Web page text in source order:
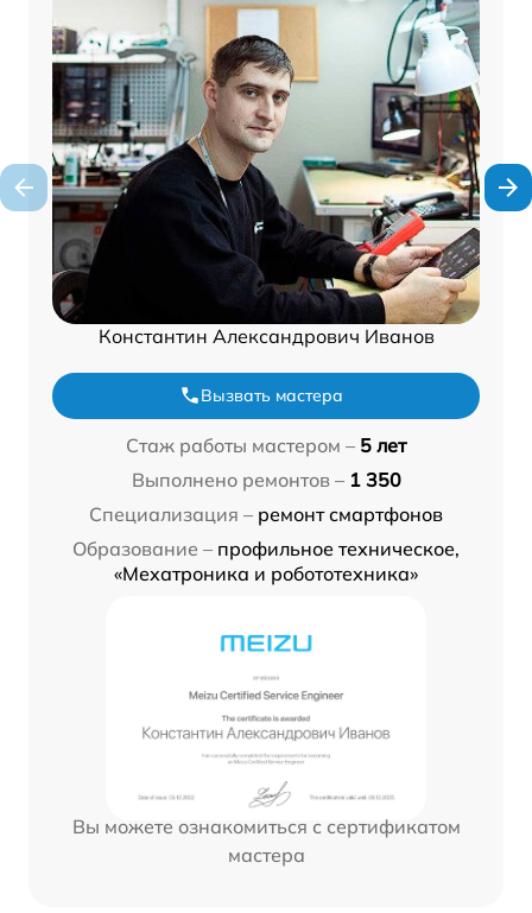
Константин Александрович Иванов
Вызвать мастера
Стаж работы мастером – 5 лет
Выполнено ремонтов – 1 350
Специализация – ремонт смартфонов
Образование – профильное техническое,
«Мехатроника и робототехника»
Вы можете ознакомиться с сертификатом
мастера